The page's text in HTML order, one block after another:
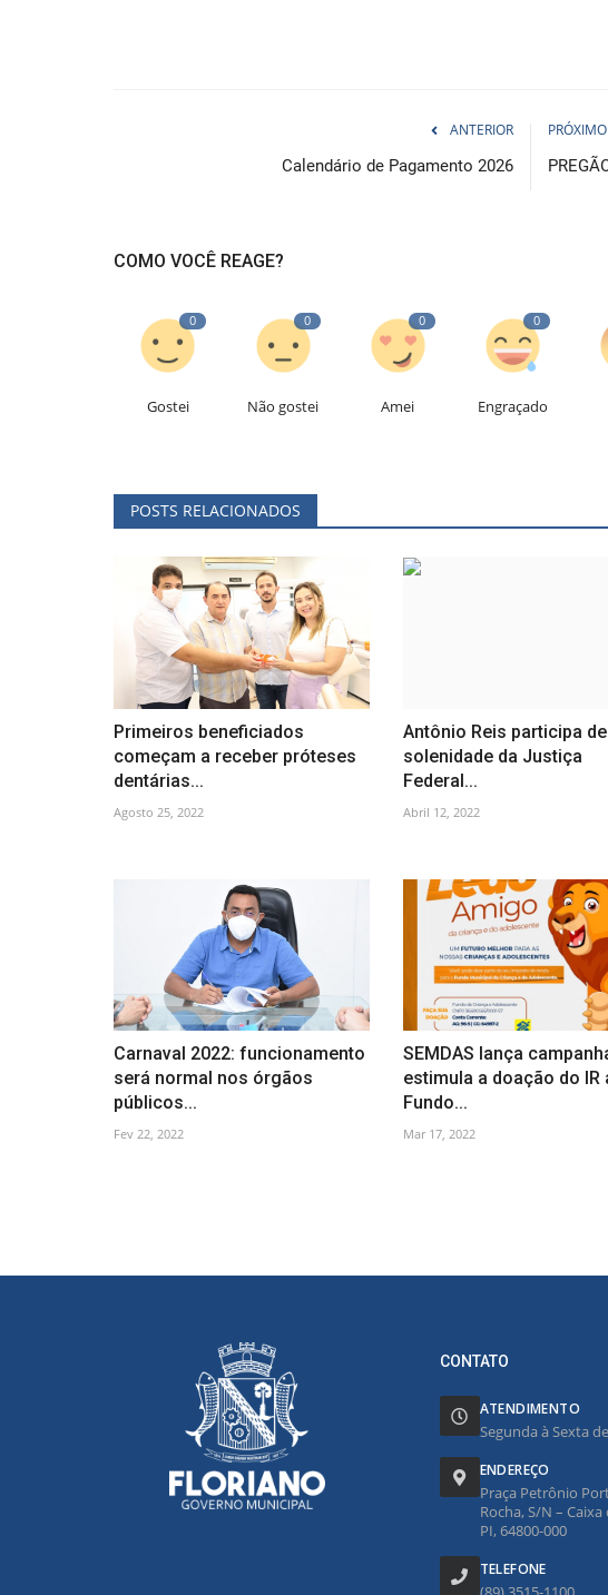
ANTERIOR
Calendário de Pagamento 2026
PRÓXIMO
COMO VOCÊ REAGE?
0
Gostei
0
Não gostei
0
Amei
0
Engraçado
POSTS RELACIONADOS
Primeiros beneficiados
começam a receber próteses
dentárias...
Agosto 25, 2022
Antônio Reis participa de
solenidade da Justiça
Federal...
Abril 12, 2022
Carnaval 2022: funcionamento
será normal nos órgãos
públicos...
Fev 22, 2022
SEMDAS lança
estimula a doação do IR
Fundo...
Mar 17, 2022
CONTATO
ATENDIMENTO
Segunda à Sexta
ENDEREÇO
Praça Petrônio
Rocha, S/N –
PI, 64800-000
TELEFONE